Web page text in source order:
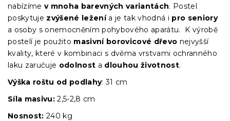
nabízíme v mnoha barevných variantách. Postel
poskytuje zvýšené leženía je tak vhodná i pro seniory
a osoby s onemocněním pohybového aparátu. K výrobě
postelí je použito masivní borovicové dřevo nejvyšší
kvality, které v kombinaci s dvěma vrstvami ochranného
laku zaručuje odolnost a dlouhou životnost.
Výška roštu od podlahy: 31 cm
Síla masivu: 2,5-2,8 cm
Nosnost: 240 kg